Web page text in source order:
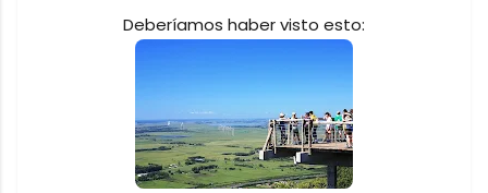
Deberíamos haber visto esto: